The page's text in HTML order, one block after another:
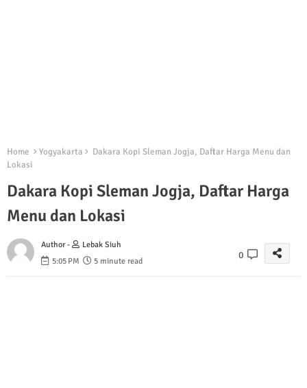
Home Yogyakarta
Dakara Kopi Sleman Jogja, Daftar Harga Menu dan
Lokasi
Dakara Kopi Sleman Jogja, Daftar Harga
Menu dan Lokasi
Author -
Lebak Siuh
5:05 PM
5 minute read
0